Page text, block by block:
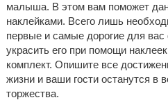
малыша. В этом вам поможет
наклейками. Всего лишь
первые и самые дорогие для
украсить его при помощи
комплект. Опишите все
жизни и ваши гости останутся в
торжества.